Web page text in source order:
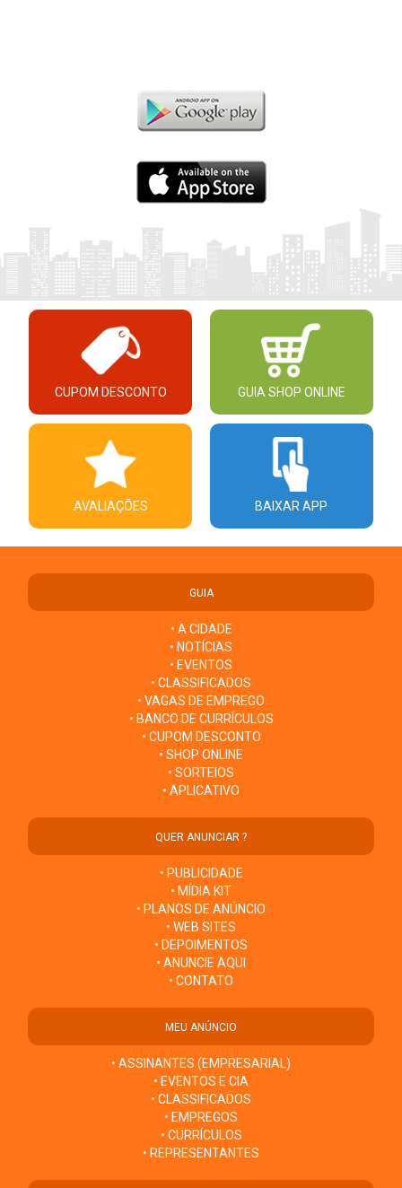
CUPOM DESCONTO GUIA SHOP ONLINE
AVALIAÇÕES BAIXAR APP
GUIA
• A CIDADE
• NOTÍCIAS
• EVENTOS
• CLASSIFICADOS
• VAGAS DE EMPREGO
• BANCO DE CURRÍCULOS
• CUPOM DESCONTO
• SHOP ONLINE
• SORTEIOS
• APLICATIVO
QUER ANUNCIAR ?
• PUBLICIDADE
• MÍDIA KIT
• PLANOS DE ANÚNCIO
• WEB SITES
• DEPOIMENTOS
• ANUNCIE AQUI
• CONTATO
MEU ANÚNCIO
• ASSINANTES (EMPRESARIAL)
• EVENTOS E CIA
• CLASSIFICADOS
• EMPREGOS
• CURRÍCULOS
• REPRESENTANTES